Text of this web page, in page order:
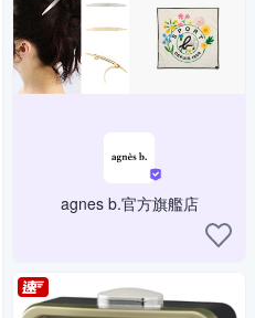
agnes b.官方旗艦店